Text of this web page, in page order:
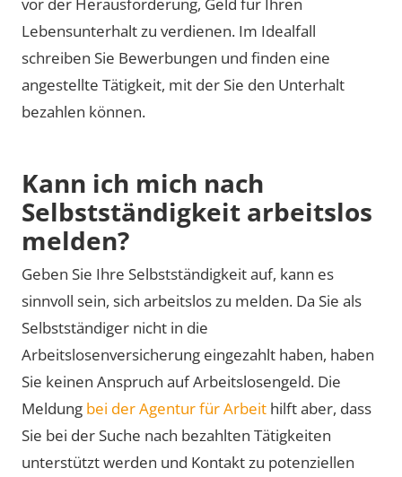
Lebensunterhalt zu verdienen. Im Idealfall
schreiben Sie Bewerbungen und finden eine
angestellte Tätigkeit, mit der Sie den Unterhalt
bezahlen können.
Kann ich mich nach
Selbstständigkeit arbeitslos
melden?
Geben Sie Ihre Selbstständigkeit auf, kann es
sinnvoll sein, sich arbeitslos zu melden. Da Sie als
Selbstständiger nicht in die
Arbeitslosenversicherung eingezahlt haben, haben
Sie keinen Anspruch auf Arbeitslosengeld. Die
Meldung bei der Agentur für Arbeit hilft aber, dass
Sie bei der Suche nach bezahlten Tätigkeiten
unterstützt werden und Kontakt zu potenziellen